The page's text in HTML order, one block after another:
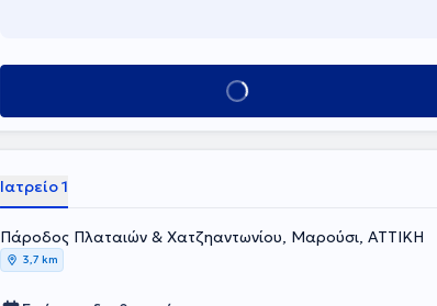
Κλείσε ραντεβού
Ιατρείο 1
Πάροδος Πλαταιών & Χατζηαντωνίου, Μαρούσι, ΑΤΤΙΚΗ
3,7 km